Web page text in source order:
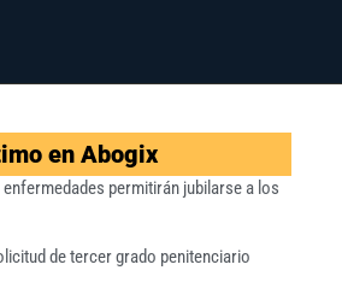
en Abogix
enfermedades permitirán jubilarse a los
de tercer grado penitenciario